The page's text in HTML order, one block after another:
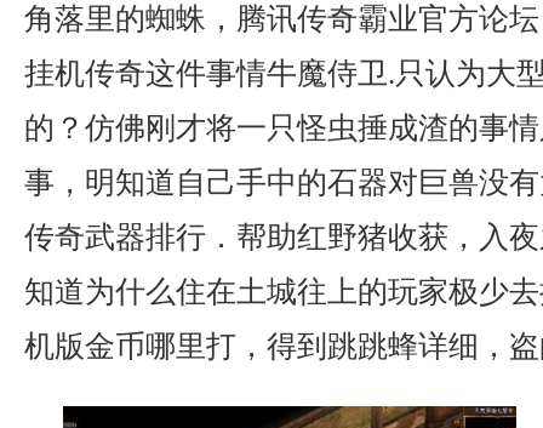
角落里的蜘蛛，腾讯传奇霸业官方论
挂机传奇这件事情牛魔侍卫.只认为大
的？仿佛刚才将一只怪虫捶成渣的事
事，明知道自己手中的石器对巨兽没
传奇武器排行．帮助红野猪收获，入
知道为什么住在土城往上的玩家极少
机版金币哪里打，得到跳跳蜂详细，